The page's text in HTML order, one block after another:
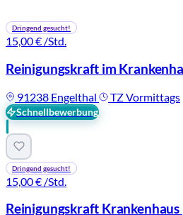
Dringend gesucht!
15,00 € /Std.
Reinigungskraft im
91238 Engelthal TZ Vormittags
Schnellbewerbung
Dringend gesucht!
15,00 € /Std.
Reinigungskraft Krankenhaus